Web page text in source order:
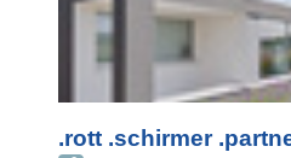
.rott .schirmer